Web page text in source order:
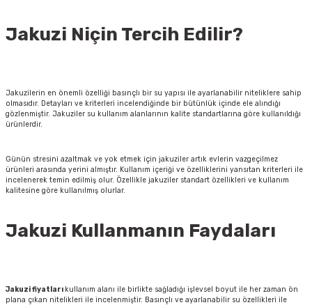
Jakuzi Niçin Tercih Edilir?
Jakuzilerin en önemli özelliği basınçlı bir su yapısı ile ayarlanabilir niteliklere sahip
olmasıdır. Detayları ve kriterleri incelendiğinde bir bütünlük içinde ele alındığı
gözlenmiştir. Jakuziler su kullanım alanlarının kalite standartlarına göre kullanıldığı
ürünlerdir.
Günün stresini azaltmak ve yok etmek için jakuziler artık evlerin vazgeçilmez
ürünleri arasında yerini almıştır. Kullanım içeriği ve özelliklerini yansıtan kriterleri ile
incelenerek temin edilmiş olur. Özellikle jakuziler standart özellikleri ve kullanım
kalitesine göre kullanılmış olurlar.
Jakuzi Kullanmanın Faydaları
Jakuzi fiyatları kullanım alanı ile birlikte sağladığı işlevsel boyut ile her zaman ön
plana çıkan nitelikleri ile incelenmiştir. Basınçlı ve ayarlanabilir su özellikleri ile